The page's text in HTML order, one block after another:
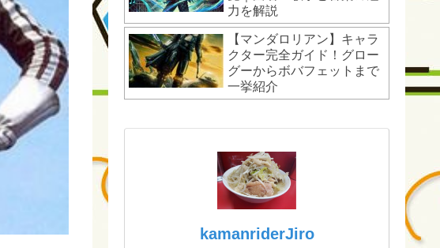
力を解説
【マンダロリアン】キャラ
クター完全ガイド！グロー
グーからボバフェットまで
一挙紹介
kamanriderJiro